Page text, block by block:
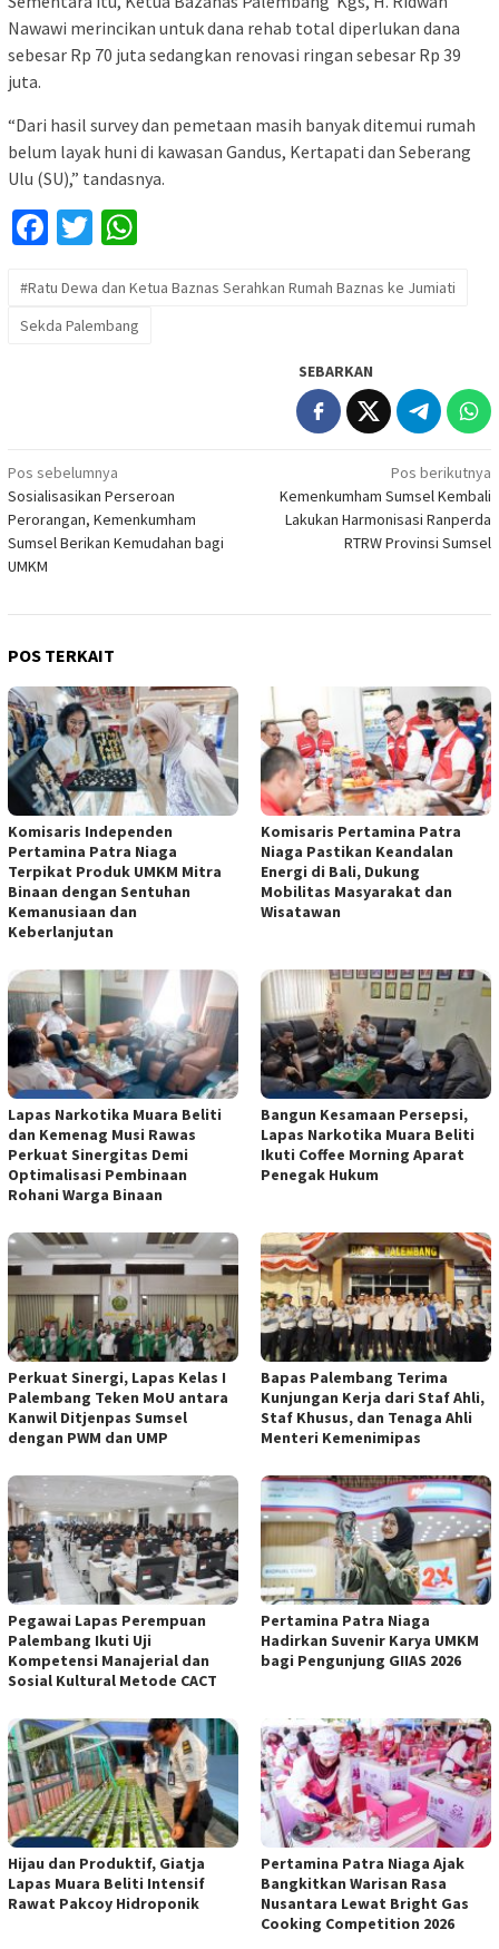
Nawawi merincikan untuk dana rehab total diperlukan dana
sebesar Rp 70 juta sedangkan renovasi ringan sebesar Rp 39
juta.
“Dari hasil survey dan pemetaan masih banyak ditemui rumah
belum layak huni di kawasan Gandus, Kertapati dan Seberang
Ulu (SU),” tandasnya.
Facebook
Twitter
#Ratu Dewa dan Ketua Baznas Serahkan Rumah Baznas ke Jumiati
Sekda Palembang
SEBARKAN
Navigasi
pos
Pos sebelumnya
Sosialisasikan Perseroan
Perorangan, Kemenkumham
Sumsel Berikan Kemudahan bagi
UMKM
Pos berikutnya
Kemenkumham Sumsel Kembali
Lakukan Harmonisasi Ranperda
RTRW Provinsi Sumsel
POS TERKAIT
Komisaris Independen
Pertamina Patra Niaga
Terpikat Produk UMKM Mitra
Binaan dengan Sentuhan
Kemanusiaan dan
Keberlanjutan
Komisaris Pertamina Patra
Niaga Pastikan Keandalan
Energi di Bali, Dukung
Mobilitas Masyarakat dan
Wisatawan
Lapas Narkotika Muara Beliti
dan Kemenag Musi Rawas
Perkuat Sinergitas Demi
Optimalisasi Pembinaan
Rohani Warga Binaan
Bangun Kesamaan Persepsi,
Lapas Narkotika Muara Beliti
Ikuti Coffee Morning Aparat
Penegak Hukum
Perkuat Sinergi, Lapas Kelas I
Palembang Teken MoU antara
Kanwil Ditjenpas Sumsel
dengan PWM dan UMP
Bapas Palembang Terima
Kunjungan Kerja dari Staf Ahli,
Staf Khusus, dan Tenaga Ahli
Menteri Kemenimipas
Pegawai Lapas Perempuan
Palembang Ikuti Uji
Kompetensi Manajerial dan
Sosial Kultural Metode CACT
Pertamina Patra Niaga
Hadirkan Suvenir Karya UMKM
bagi Pengunjung GIIAS 2026
Hijau dan Produktif, Giatja
Lapas Muara Beliti Intensif
Rawat Pakcoy Hidroponik
Pertamina Patra Niaga Ajak
Bangkitkan Warisan Rasa
Nusantara Lewat Bright Gas
Cooking Competition 2026